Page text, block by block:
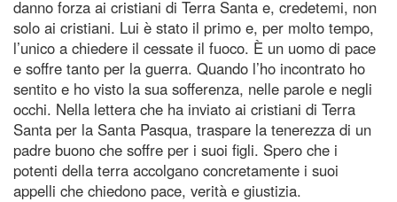
danno forza ai cristiani di Terra Santa e, credetemi, non
solo ai cristiani. Lui è stato il primo e, per molto tempo,
l’unico a chiedere il cessate il fuoco. È un uomo di pace
e soffre tanto per la guerra. Quando l’ho incontrato ho
sentito e ho visto la sua sofferenza, nelle parole e negli
occhi. Nella lettera che ha inviato ai cristiani di Terra
Santa per la Santa Pasqua, traspare la tenerezza di un
padre buono che soffre per i suoi figli. Spero che i
potenti della terra accolgano concretamente i suoi
appelli che chiedono pace, verità e giustizia.